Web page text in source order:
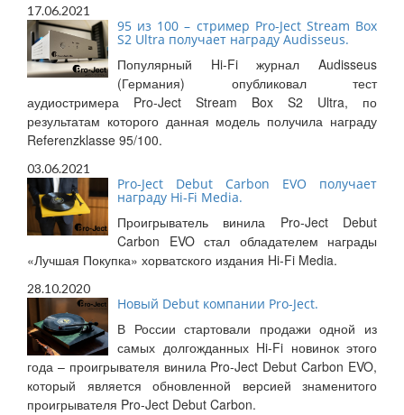
17.06.2021
95 из 100 – стример Pro-Ject Stream Box
S2 Ultra получает награду Audisseus.
Популярный Hi-Fi журнал Audisseus
(Германия) опубликовал тест
аудиостримера Pro-Ject Stream Box S2 Ultra, по
результатам которого данная модель получила награду
Referenzklasse 95/100.
03.06.2021
Pro-Ject Debut Carbon EVO получает
награду Hi-Fi Media.
Проигрыватель винила Pro-Ject Debut
Carbon EVO стал обладателем награды
«Лучшая Покупка» хорватского издания Hi-Fi Media.
28.10.2020
Новый Debut компании Pro-Ject.
В России стартовали продажи одной из
самых долгожданных Hi-Fi новинок этого
года – проигрывателя винила Pro-Ject Debut Carbon EVO,
который является обновленной версией знаменитого
проигрывателя Pro-Ject Debut Carbon.